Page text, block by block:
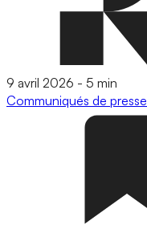
9 avril 2026 - 5 min
Communiqués de presse